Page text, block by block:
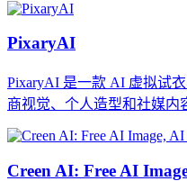
PixaryAI
PixaryAI 是一款 AI 虚拟试
商视觉、个人造型和社媒内
Creen AI: Free AI